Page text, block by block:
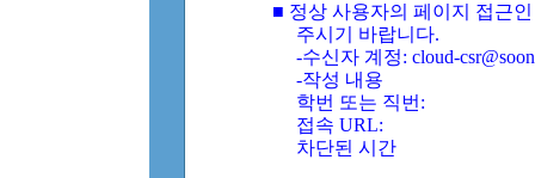
■ 정상 사용자의 페이지 접근
주시기 바랍니다.
-수신자 계정: cloud-
-작성 내용
학번 또는 직번:
접속 URL:
차단된 시간